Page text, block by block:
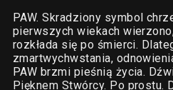
PAW. Skradziony symbol
pierwszych wiekach
rozkłada się po śmierci.
zmartwychwstania,
PAW brzmi pieśnią życia.
Pięknem Stwórcy. Po prostu.